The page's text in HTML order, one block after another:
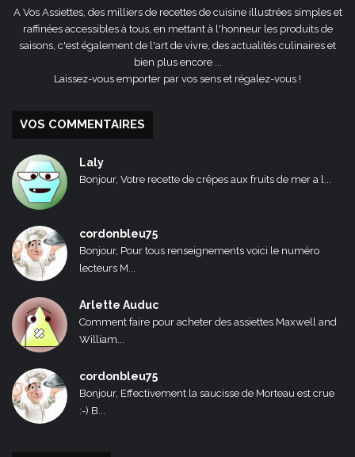
A Vos Assiettes, des milliers de recettes de cuisine illustrées simples et
raffinées accessibles à tous, en mettant à l'honneur les produits de
saisons, c'est également de l'art de vivre, des actualités culinaires et
bien plus encore ...
Laissez-vous emporter par vos sens et régalez-vous !
VOS COMMENTAIRES
Laly
Bonjour, Votre recette de crêpes aux fruits de mer a l...
cordonbleu75
Bonjour, Pour tous renseignements voici le numéro
lecteurs M...
Arlette Auduc
Comment faire pour acheter des assiettes Maxwell and
William...
cordonbleu75
Bonjour, Effectivement la saucisse de Morteau est crue
:-) B...